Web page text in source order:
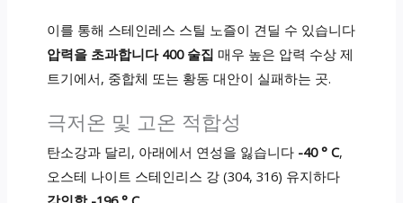
이를 통해 스테인레스 스틸 노즐이 견딜 수 있습니다
압력을 초과합니다 400 술집 매우 높은 압력 수상 제
트기에서, 중합체 또는 황동 대안이 실패하는 곳.
극저온 및 고온 적합성
탄소강과 달리, 아래에서 연성을 잃습니다 -40 ° C,
오스테 나이트 스테인리스 강 (304, 316) 유지하다